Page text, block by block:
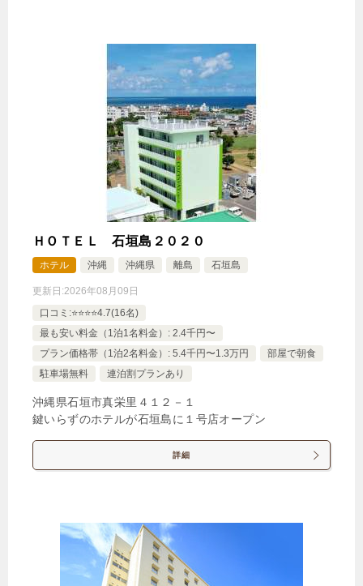
ＨＯＴＥＬ 石垣島２０２０
ホテル 沖縄 沖縄県 離島 石垣島
更新日:2026年08月09日
口コミ:⭐️⭐️⭐️⭐️4.7(16名)
最も安い料金（1泊1名料金）: 2.4千円〜
プラン価格帯（1泊2名料金）: 5.4千円〜1.3万円
部屋で朝食
駐車場無料
連泊割プランあり
沖縄県石垣市真栄里４１２－１
鍵いらずのホテルが石垣島に１号店オープン
詳細